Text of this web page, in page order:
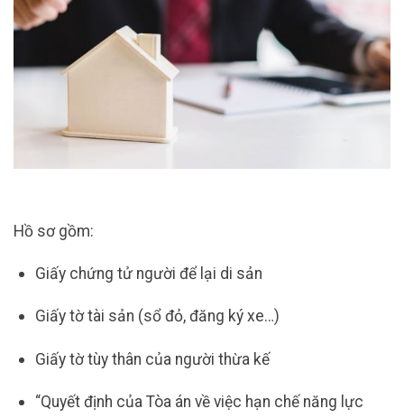
Hồ sơ gồm:
Giấy chứng tử người để lại di sản
Giấy tờ tài sản (sổ đỏ, đăng ký xe…)
Giấy tờ tùy thân của người thừa kế
“Quyết định của Tòa án về việc hạn chế năng lực